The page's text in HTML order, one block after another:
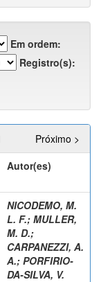
Em ordem:
Registro(s):
Próximo >
Autor(es)
NICODEMO, M.
L. F.; MULLER,
M. D.;
CARPANEZZI, A.
A.; PORFIRIO-
DA-SILVA, V.